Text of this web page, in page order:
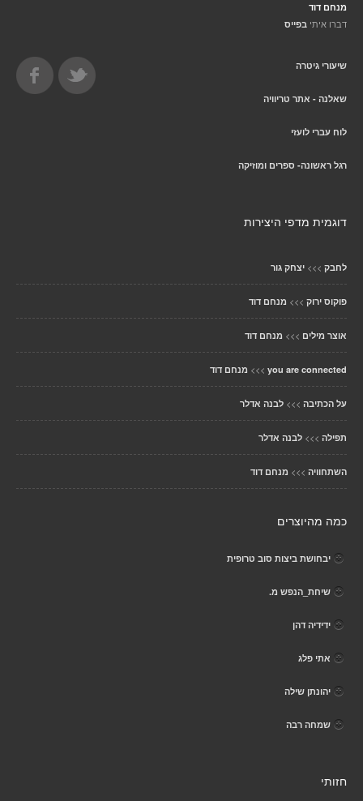
מנחם דוד
דברו איתי בפייס
שיעורי גיטרה
שאלנה - אתר טריוויה
לוח עברי לועזי
רגל ראשונה- ספרים ומוזיקה
דוגמית מדפי היצירות
לחבק >>> יצחק גור
פוקוס ירוק >>> מנחם דוד
אוצר מילים >>> מנחם דוד
you are connected
>>> מנחם דוד
על הכתיבה >>> לבנה אדלר
תפילה >>> לבנה אדלר
השתחוויה >>> מנחם דוד
כמה מהיוצרים
יבחושת ביצות סוב טרופית
שיחת_הנפש מ.
ידידיה דהן
אתי פלג
יהונתן שילה
שמחה רבה
חזותי